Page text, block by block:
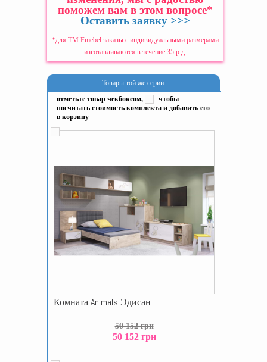
поможем вам в этом вопросе*
Оставить заявку >>>
*для ТМ Fmebel заказы с индивидуальными размерами
изготавливаются в течение 35 р.д.
Товары той же серии:
отметьте товар чекбоксом,
чтобы
посчитать стоимость комплекта и добавить его
в корзину
Комната Animals Эдисан
50 152 грн
50 152 грн